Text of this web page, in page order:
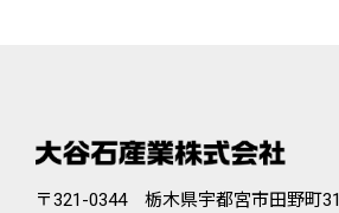
〒321-0344 栃木県宇都宮市田野町